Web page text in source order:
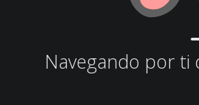
Navegando por ti